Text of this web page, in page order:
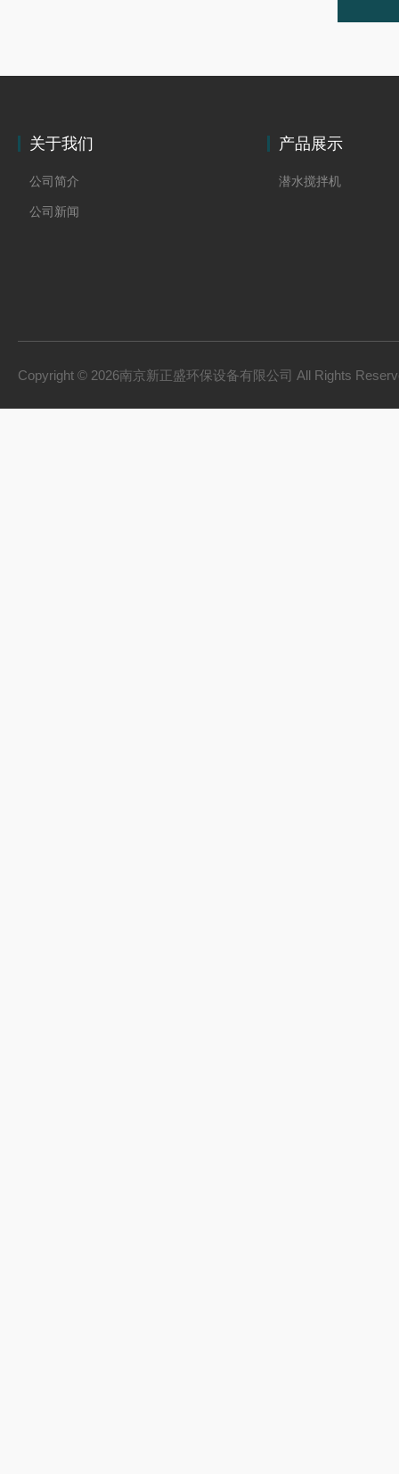
关于我们
公司简介
公司新闻
产品展示
潜水搅拌机
Copyright © 2026南京新正盛环保设备有限公司 All Rights